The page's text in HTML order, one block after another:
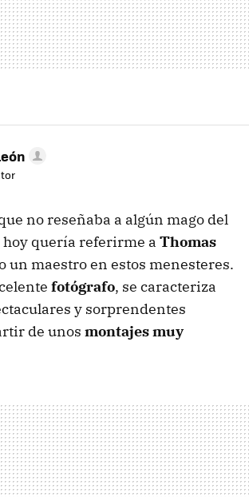
no reseñaba a algún mago del
hoy quería referirme a Thomas
un maestro en estos menesteres.
fotógrafo, se caracteriza
y sorprendentes
de unos montajes muy